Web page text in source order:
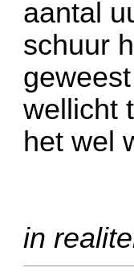
aantal
schuur
wellicht
het wel
in